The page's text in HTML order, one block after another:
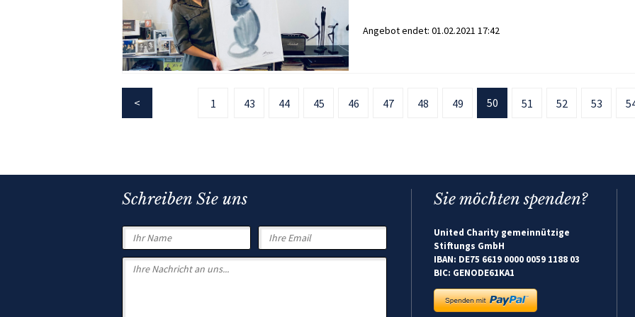
Angebot endet: 01.02.2021 17:42
1 43 44 45 46 47 48 49 50 51 52 53
Schreiben Sie uns Sie möchten spenden?
United Charity gemeinnützige
Stiftungs GmbH
IBAN: DE75 6619 0000 0059 1188 03
BIC: GENODE61KA1